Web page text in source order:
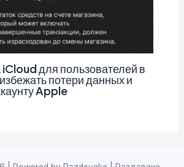
для пользователей в
потери данных и
Apple